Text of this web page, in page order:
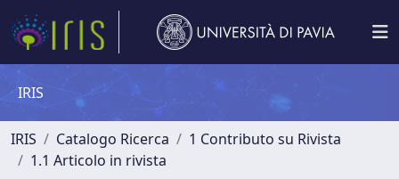
IRIS
IRIS Catalogo Ricerca
1 Contributo su Rivista
1.1 Articolo in rivista